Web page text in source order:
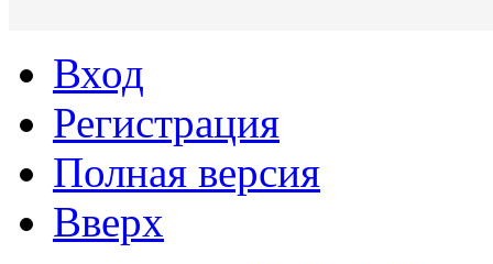
Вход
Регистрация
Полная версия
Вверх